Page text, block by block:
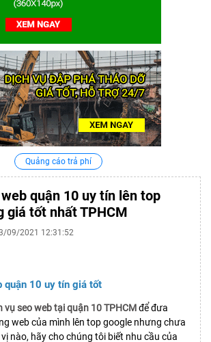
Quảng cáo trả phí
quận 10 uy tín lên top
giá tốt nhất TPHCM
09/2021 12:31:52
quận 10 uy tín giá tốt
vụ seo web tại quận 10 TPHCMđể đưa
web của mình lên top google nhưng chưa
nào, hãy cho chúng tôi biết nhu cầu của